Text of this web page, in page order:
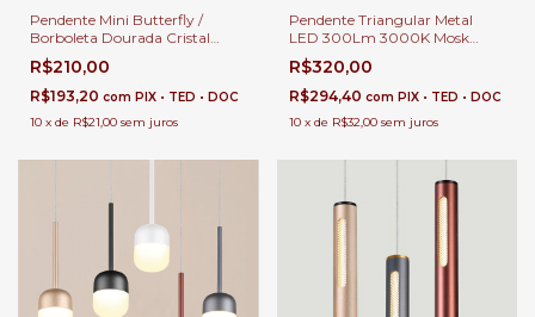
Pendente Mini Butterfly /
Borboleta Dourada Cristal
20x14cm LED 3000K Para
Cabeceira de Cama e Quarto
Infantil
R$210,00
R$193,20 com PIX • TED • DOC
10 x de R$21,00 sem juros
Pendente Triangular Metal
LED 300Lm 3000K Mosk
28cm Para Cabeceira de Cama
e Bancada Área Gourmet
Moderna
R$320,00
R$294,40 com PIX • TED • DOC
10 x de R$32,00 sem juros